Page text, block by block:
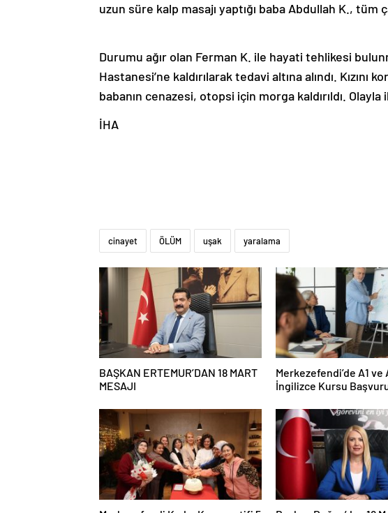
uzun süre kalp masajı yaptığı baba Abdullah K., tüm
Durumu ağır olan Ferman K. ile hayati tehlikesi
Hastanesi’ne kaldırılarak tedavi altına alındı. Kızını
babanın cenazesi, otopsi için morga kaldırıldı.
İHA
cinayet ÖLÜM uşak yaralama
BAŞKAN ERTEMUR’DAN 18 MART
MESAJI
Merkezefendi’de A1 ve
İngilizce Kursu